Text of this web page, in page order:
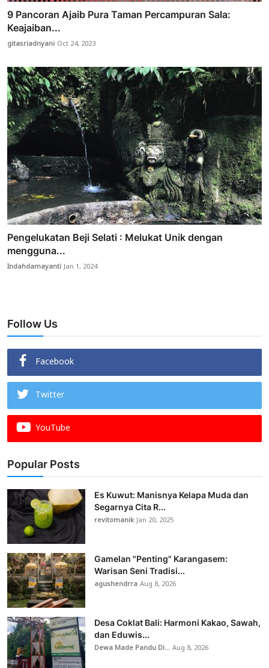
9 Pancoran Ajaib Pura Taman Percampuran Sala:
Keajaiban...
gitasriadnyani Oct 24, 2023
Pengelukatan Beji Selati : Melukat Unik dengan
mengguna...
IndahdamayantiJan 1, 2024
Follow Us
Facebook
Twitter
YouTube
Popular Posts
Es Kuwut: Manisnya Kelapa Muda dan
Segarnya Cita R...
revitomanikJan 20, 2025
Gamelan "Penting" Karangasem:
Warisan Seni Tradisi...
agushendrraAug 8, 2026
Desa Coklat Bali: Harmoni Kakao, Sawah,
dan Eduwis...
Dewa Made Pandu Di...Aug 8, 2026